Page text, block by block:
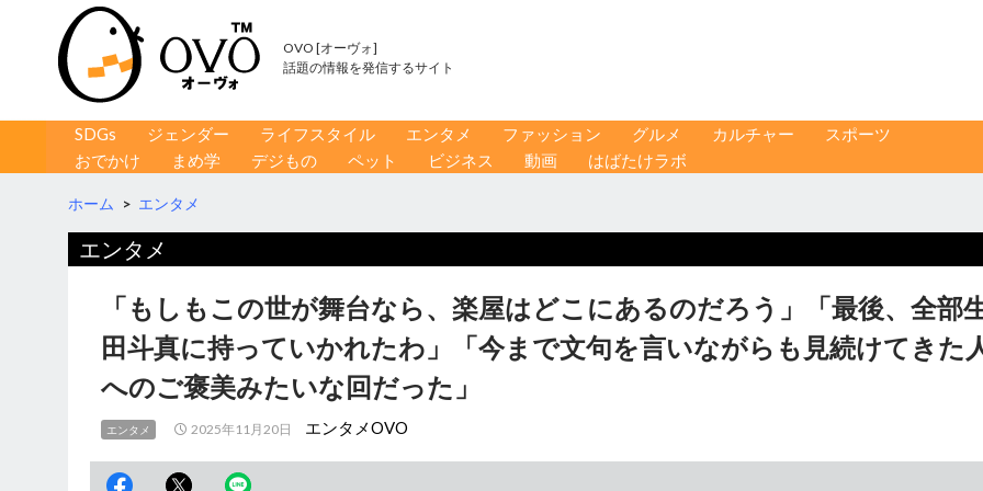
OVO [オーヴォ]
話題の情報を発信するサイト
コンテンツへ移動
SDGs ジェンダー ライフスタイル エンタメ ファッション グルメ カルチャー
スポーツ
おでかけ
まめ学 デジもの ペット ビジネス 動画 はばたけラボ
ホーム > エンタメ
エンタメ
「もしもこの世が舞台なら、楽屋はどこにあるのだろう」「最後、全部
田斗真に持っていかれたわ」「今まで文句を言いながらも見続けてきた
へのご褒美みたいな回だった」
エンタメ 2025年11月20日 エンタメOVO